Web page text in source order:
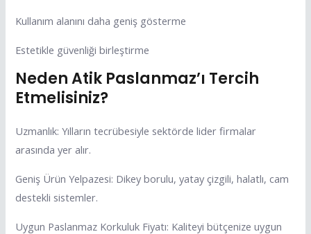
Kullanım alanını daha geniş gösterme
Estetikle güvenliği birleştirme
Neden Atik Paslanmaz’ı Tercih
Etmelisiniz?
Uzmanlık: Yılların tecrübesiyle sektörde lider firmalar
arasında yer alır.
Geniş Ürün Yelpazesi: Dikey borulu, yatay çizgili, halatlı, cam
destekli sistemler.
Uygun Paslanmaz Korkuluk Fiyatı: Kaliteyi bütçenize uygun